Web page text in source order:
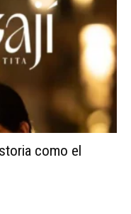
como el